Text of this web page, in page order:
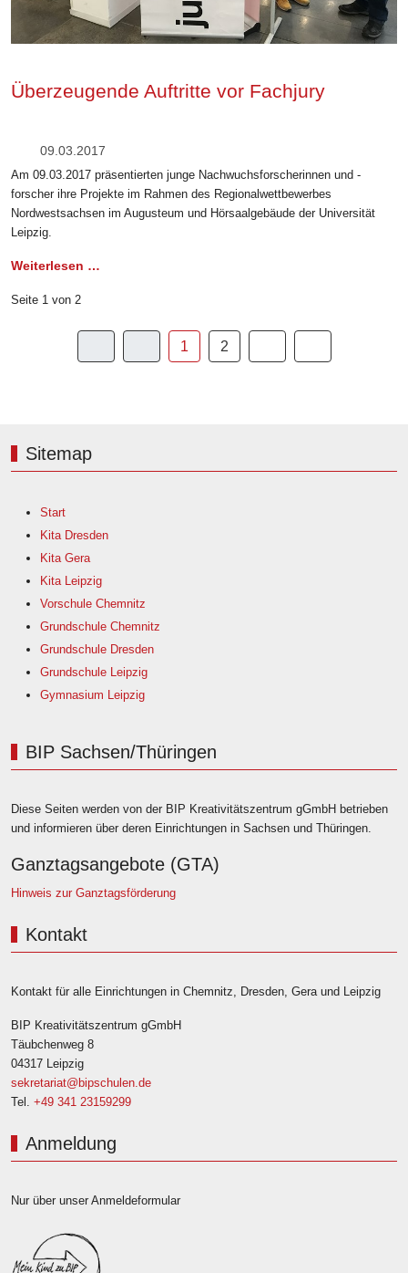
Überzeugende Auftritte vor Fachjury
09.03.2017
Am 09.03.2017 präsentierten junge Nachwuchsforscherinnen und -
forscher ihre Projekte im Rahmen des Regionalwettbewerbes
Nordwestsachsen im Augusteum und Hörsaalgebäude der Universität
Leipzig.
Weiterlesen …
Seite 1 von 2
1 2
Sitemap
Start
Kita Dresden
Kita Gera
Kita Leipzig
Vorschule Chemnitz
Grundschule Chemnitz
Grundschule Dresden
Grundschule Leipzig
Gymnasium Leipzig
BIP Sachsen/Thüringen
Diese Seiten werden von der BIP Kreativitätszentrum gGmbH betrieben
und informieren über deren Einrichtungen in Sachsen und Thüringen.
Ganztagsangebote (GTA)
Hinweis zur Ganztagsförderung
Kontakt
Kontakt für alle Einrichtungen in Chemnitz, Dresden, Gera und Leipzig
BIP Kreativitätszentrum gGmbH
Täubchenweg 8
04317 Leipzig
sekretariat@bipschulen.de
Tel. +49 341 23159299
Anmeldung
Nur über unser Anmeldeformular